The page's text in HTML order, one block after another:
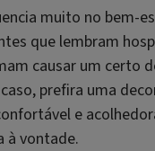
muito no bem-
que lembram
causar um certo
prefira uma
e
à vontade.